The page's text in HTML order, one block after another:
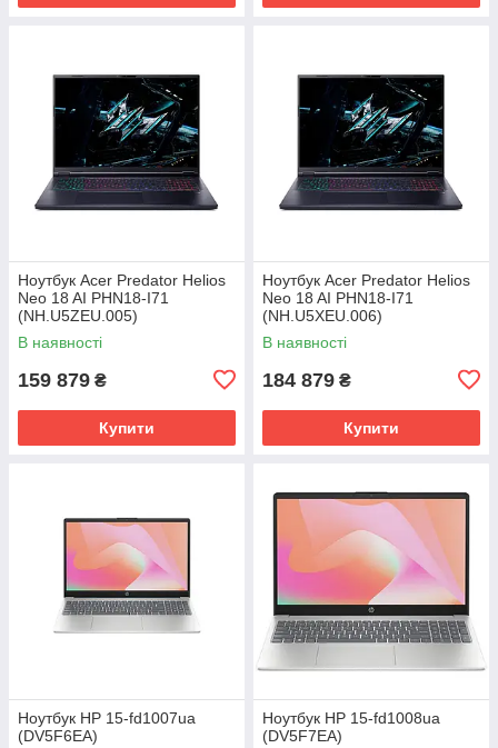
Ноутбук Acer Predator Helios
Neo 18 AI PHN18-I71
(NH.U5ZEU.005)
В наявності
159 879 ₴
Купити
Ноутбук Acer Predator Helios
Neo 18 AI PHN18-I71
(NH.U5XEU.006)
В наявності
184 879 ₴
Купити
Ноутбук HP 15-fd1007ua
(DV5F6EA)
Ноутбук HP 15-fd1008ua
(DV5F7EA)